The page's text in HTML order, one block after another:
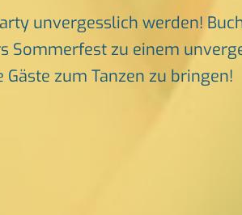
unvergesslich werden!
Sommerfest zu einem
Gäste zum Tanzen zu bringen!